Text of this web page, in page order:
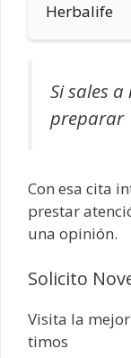
Herbalife
Si sales
preparar
Con esa cita
prestar
una opinión.
Solicito
Visita la
timos